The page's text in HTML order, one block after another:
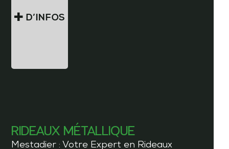
D’INFOS
RIDEAUX MÉTALLIQUE
Mestadier : Votre Expert en Rideaux